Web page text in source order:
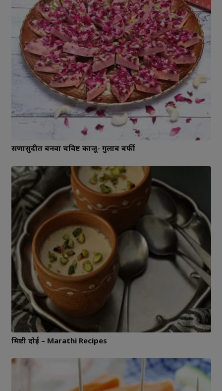
सणासुदीत बनवा चविष्ट काजू- गुलाब बर्फी
मिष्टी दोई – Marathi Recipes